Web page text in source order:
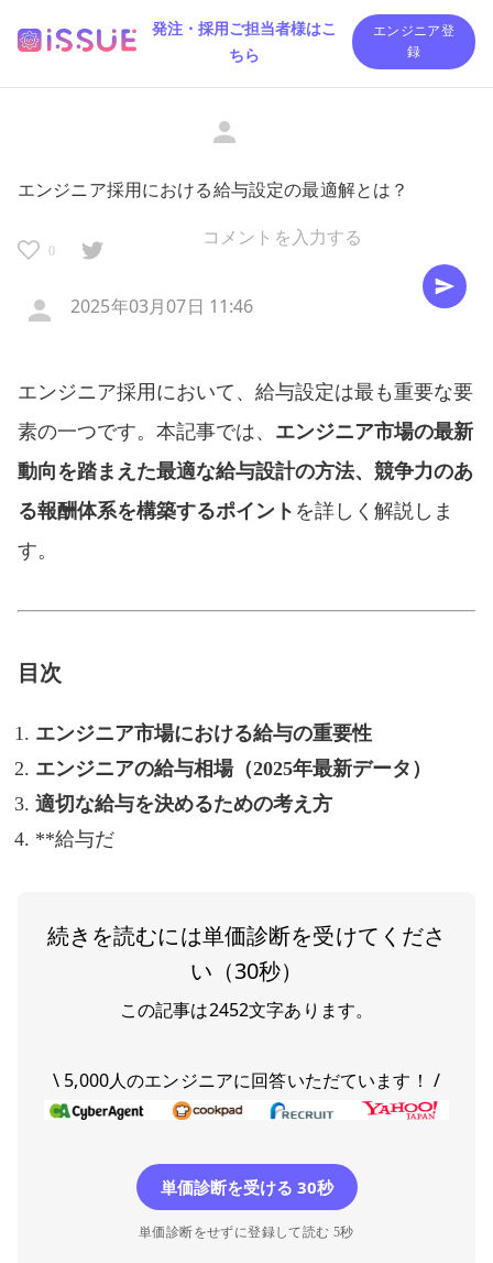
発注・採用ご担当者様はこ
ちら
エンジニア登
録
エンジニア採用における給与設定の最適解とは？
0
2025年03月07日 11:46
エンジニア採用において、給与設定は最も重要な要
素の一つです。本記事では、 エンジニア市場の最新
動向を踏まえた最適な給与設計の方法、競争力のあ
る報酬体系を構築するポイント を詳しく解説しま
す。
目次
エンジニア市場における給与の重要性
エンジニアの給与相場（2025年最新データ）
適切な給与を決めるための考え方
**給与だ
続きを読むには単価診断を受けてくださ
い（30秒）
この記事は2452文字あります。
\ 5,000人のエンジニアに回答いただています！ /
単価診断を受ける 30秒
単価診断をせずに登録して読む 5秒